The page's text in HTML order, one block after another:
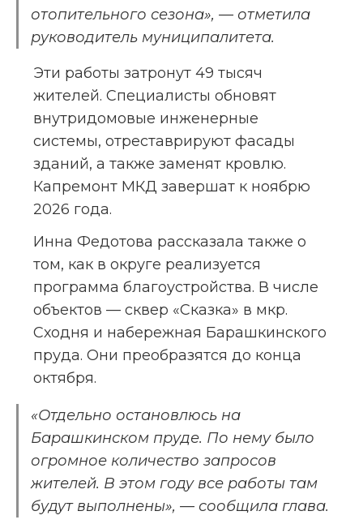
отопительного сезона», — отметила
руководитель муниципалитета.
Эти работы затронут 49 тысяч
жителей. Специалисты обновят
внутридомовые инженерные
системы, отреставрируют фасады
зданий, а также заменят кровлю.
Капремонт МКД завершат к ноябрю
2026 года.
Инна Федотова рассказала также о
том, как в округе реализуется
программа благоустройства. В числе
объектов — сквер «Сказка» в мкр.
Сходня и набережная Барашкинского
пруда. Они преобразятся до конца
октября.
«Отдельно остановлюсь на
Барашкинском пруде. По нему было
огромное количество запросов
жителей. В этом году все работы там
будут выполнены», — сообщила глава.